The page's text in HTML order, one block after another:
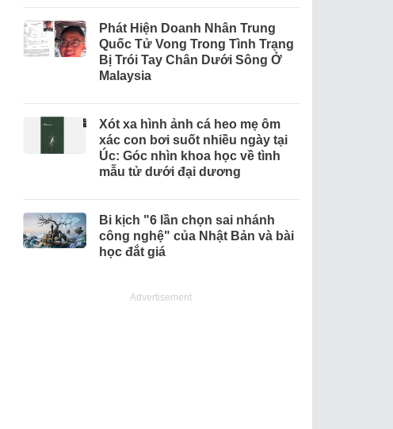
Phát Hiện Doanh Nhân Trung
Quốc Tử Vong Trong Tình Trạng
Bị Trói Tay Chân Dưới Sông Ở
Malaysia
Xót xa hình ảnh cá heo mẹ ôm
xác con bơi suốt nhiều ngày tại
Úc: Góc nhìn khoa học về tình
mẫu tử dưới đại dương
Bi kịch "6 lần chọn sai nhánh
công nghệ" của Nhật Bản và bài
học đắt giá
Advertisement